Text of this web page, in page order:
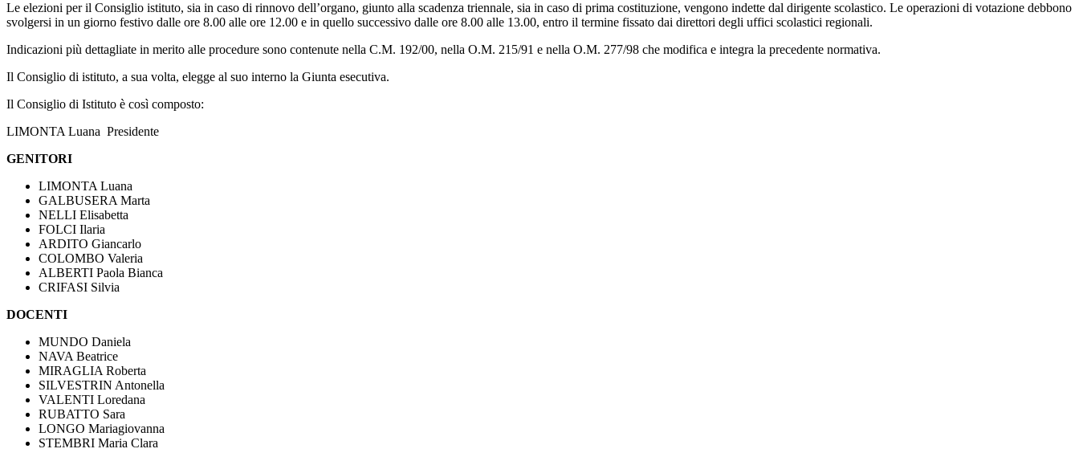
Le elezioni per il Consiglio istituto, sia in caso di rinnovo dell’organo, giunto alla scadenza triennale, sia in caso di prima costituzione, vengono indette dal dirigente scolastico. Le operazioni di votazione debbono
svolgersi in un giorno festivo dalle ore 8.00 alle ore 12.00 e in quello successivo dalle ore 8.00 alle 13.00, entro il termine fissato dai direttori degli uffici scolastici regionali.
Indicazioni più dettagliate in merito alle procedure sono contenute nella C.M. 192/00, nella O.M. 215/91 e nella O.M. 277/98 che modifica e integra la precedente normativa.
Il Consiglio di istituto, a sua volta, elegge al suo interno la Giunta esecutiva.
Il Consiglio di Istituto è così composto:
LIMONTA Luana Presidente
GENITORI
LIMONTA Luana
GALBUSERA Marta
NELLI Elisabetta
FOLCI Ilaria
ARDITO Giancarlo
COLOMBO Valeria
ALBERTI Paola Bianca
CRIFASI Silvia
DOCENTI
MUNDO Daniela
NAVA Beatrice
MIRAGLIA Roberta
SILVESTRIN Antonella
VALENTI Loredana
RUBATTO Sara
LONGO Mariagiovanna
STEMBRI Maria Clara